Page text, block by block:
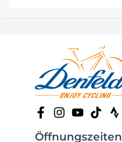
Öffnungszeiten